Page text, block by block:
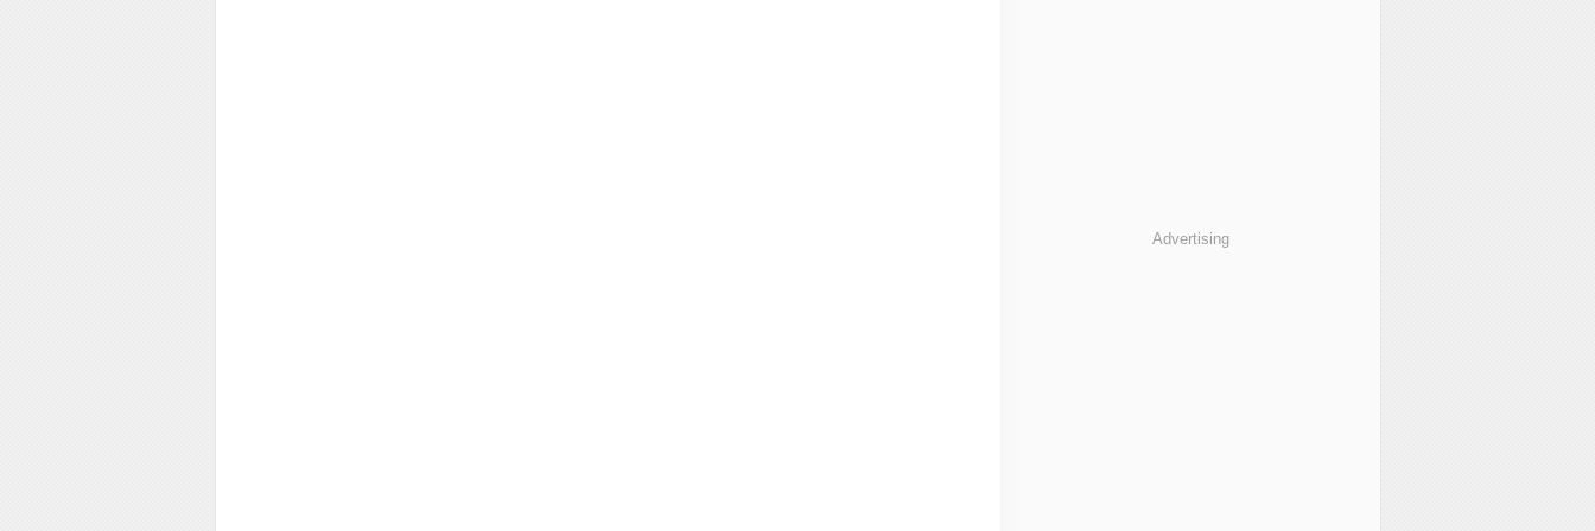
Advertising